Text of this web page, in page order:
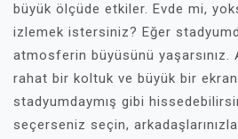
büyük ölçüde etkiler. Evde mi,
izlemek istersiniz? Eğer
atmosferin büyüsünü yaşarsınız.
rahat bir koltuk ve büyük bir
stadyumdaymış gibi
seçerseniz seçin,